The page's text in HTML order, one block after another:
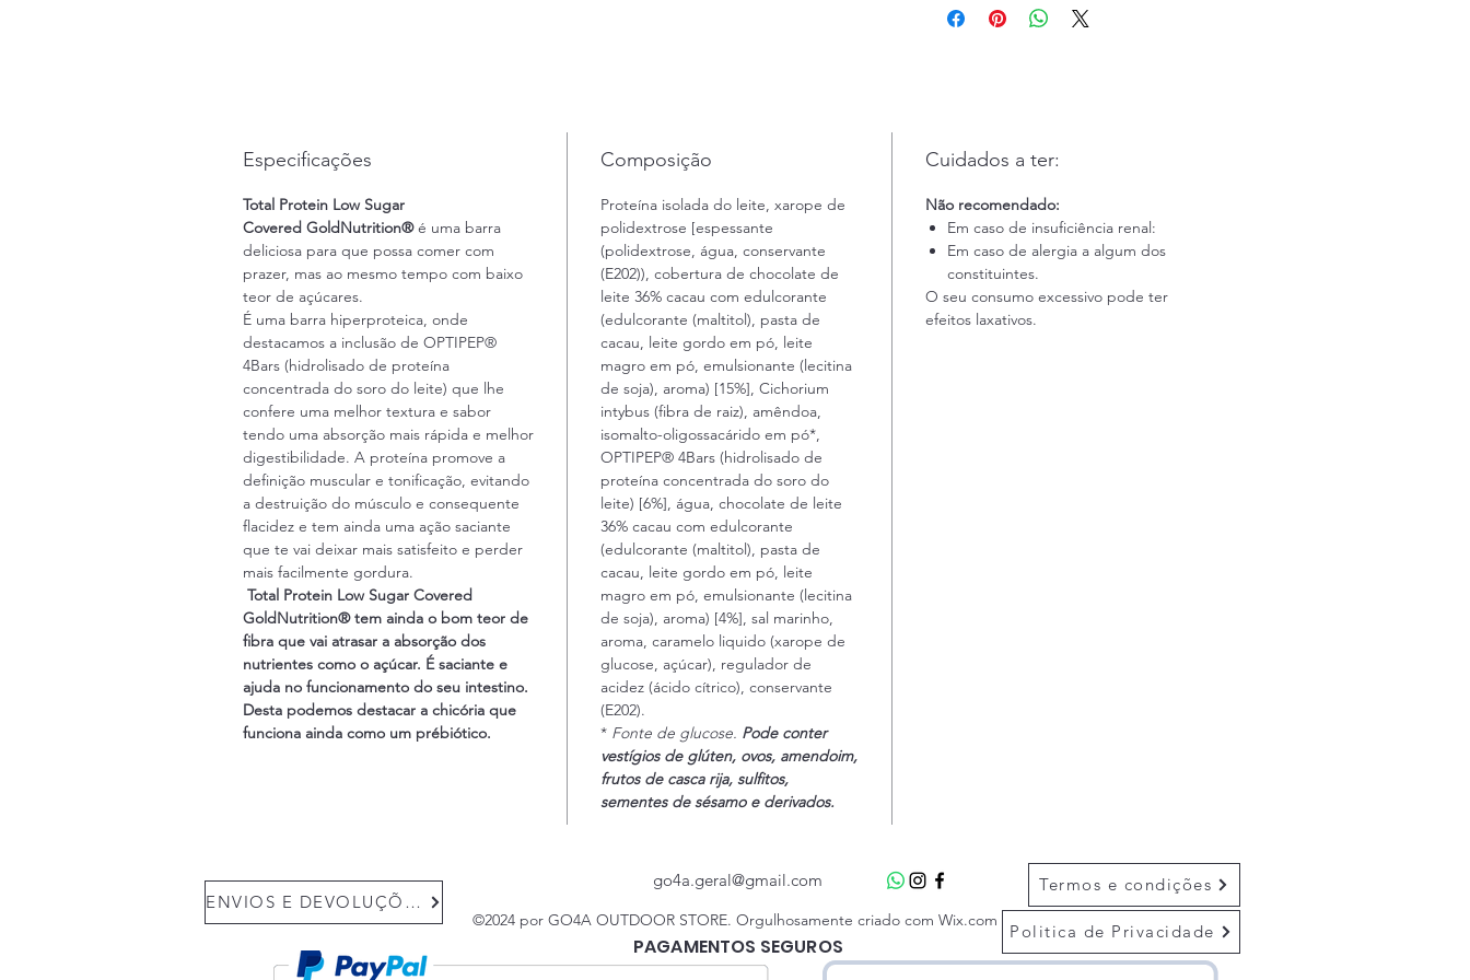
30g
Especificações
Total Protein Low Sugar
Covered GoldNutrition®é uma barra
deliciosa para que possa comer com
prazer, mas ao mesmo tempo com baixo
teor de açúcares.
É uma barra hiperproteica, onde
destacamos a inclusão de OPTIPEP®
4Bars (hidrolisado de proteína
concentrada do soro do leite) que lhe
confere uma melhor textura e sabor
tendo uma absorção mais rápida e melhor
digestibilidade. A proteína promove a
definição muscular e tonificação, evitando
a destruição do músculo e consequente
flacidez e tem ainda uma ação saciante
que te vai deixar mais satisfeito e perder
mais facilmente gordura.
Total Protein Low Sugar Covered
GoldNutrition® tem ainda o bom teor de
fibra que vai atrasar a absorção dos
nutrientes como o açúcar. É saciante e
ajuda no funcionamento do seu intestino.
Desta podemos destacar a chicória que
funciona ainda como um prébiótico.
Composição
Proteína isolada do leite, xarope de
polidextrose [espessante
(polidextrose, água, conservante
(E202)), cobertura de chocolate de
leite 36% cacau com edulcorante
(edulcorante (maltitol), pasta de
cacau, leite gordo em pó, leite
magro em pó, emulsionante (lecitina
de soja), aroma) [15%], Cichorium
intybus (fibra de raiz), amêndoa,
isomalto-oligossacárido em pó*,
OPTIPEP® 4Bars (hidrolisado de
proteína concentrada do soro do
leite) [6%], água, chocolate de leite
36% cacau com edulcorante
(edulcorante (maltitol), pasta de
cacau, leite gordo em pó, leite
magro em pó, emulsionante (lecitina
de soja), aroma) [4%], sal marinho,
aroma, caramelo liquido (xarope de
glucose, açúcar), regulador de
acidez (ácido cítrico), conservante
(E202).
* Fonte de glucose. Pode conter
vestígios de glúten, ovos, amendoim,
frutos de casca rija, sulfitos,
sementes de sésamo e derivados.
Cuidados a ter:
Não recomendado:
Em caso de insuficiência renal:
Em caso de alergia a algum dos
constituintes.
O seu consumo excessivo pode ter
efeitos laxativos.
ENVIOS E DEVOLUÇÕES
go4a.geral@gmail.com
©2024 por GO4A OUTDOOR STORE. Orgulhosamente criado com Wix.com
Termos e condições
PAGAMENTOS SEGUROS
Politica de Privacidade